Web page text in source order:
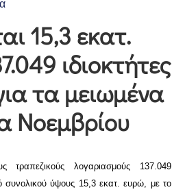
15,3 εκατ.
ιδιοκτήτες
τα μειωμένα
Νοεμβρίου
τραπεζικούς λογαριασμούς 137.049
συνολικού ύψους 15,3 εκατ. ευρώ, με το